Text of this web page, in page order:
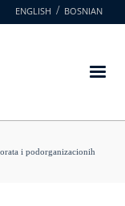
ENGLISH BOSNIAN
i podorganizacionih